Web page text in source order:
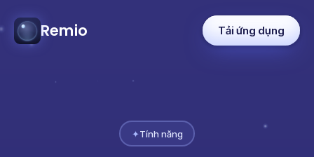
Remio Tải ứng dụng
✦Tính năng